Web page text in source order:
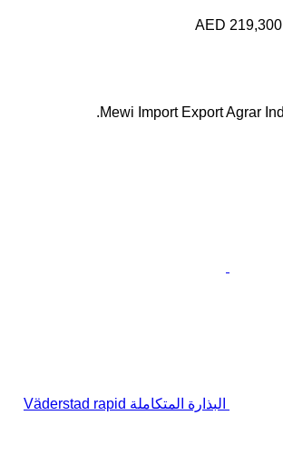
AED 219,300
Mewi Import Export Agrar
البذارة المتكاملة Väderstad rapid